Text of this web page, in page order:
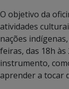
O objetivo da
atividades
nações
feiras, das 18h
instrumento,
aprender a tocar